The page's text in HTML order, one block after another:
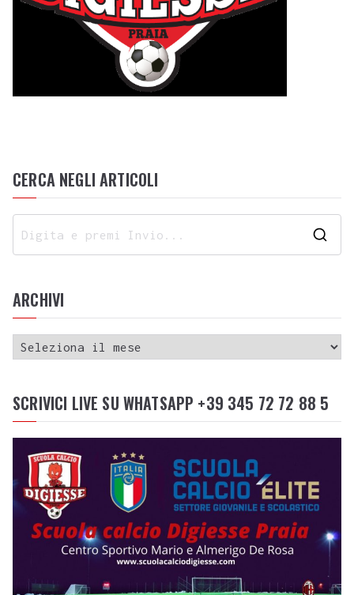
CERCA NEGLI ARTICOLI
ARCHIVI
SCRIVICI LIVE SU WHATSAPP +39 345 72 72 88 5